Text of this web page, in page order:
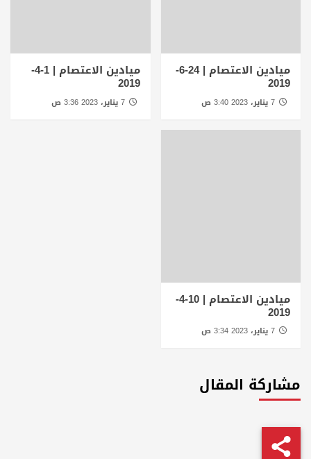
ميادين الاعتصام | 24-6-
2019
ميادين الاعتصام | 1-4-
2019
7 يناير، 2023 3:36 ص
ميادين الاعتصام | 10-4-
2019
مشاركة المقال